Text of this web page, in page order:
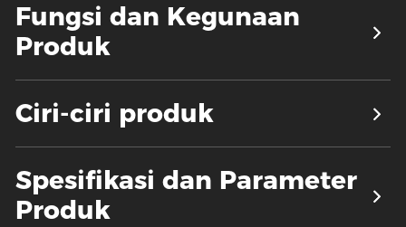
Fungsi dan Kegunaan
Produk
Ciri-ciri produk
Spesifikasi dan Parameter
Produk